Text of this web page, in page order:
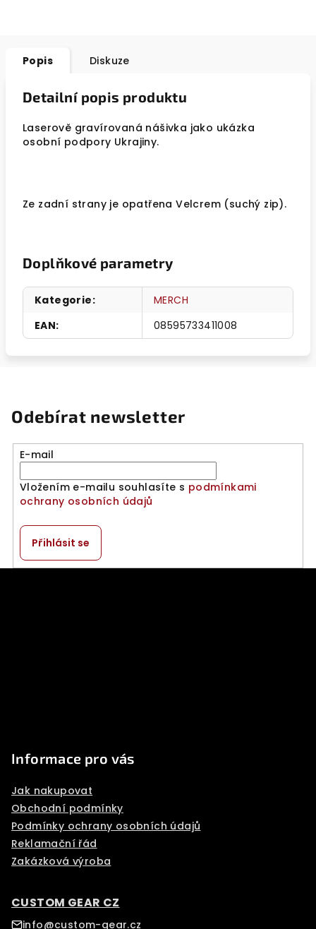
Popis Diskuze
Detailní popis produktu
Laserově gravírovaná nášivka jako ukázka
osobní podpory Ukrajiny.
Ze zadní strany je opatřena Velcrem (suchý zip).
Doplňkové parametry
Kategorie:
MERCH
EAN: 08595733411008
Odebírat newsletter
E-mail
Vložením e-mailu souhlasíte s podmínkami
ochrany osobních údajů
Přihlásit se
Informace pro vás
Jak nakupovat
Obchodní podmínky
Podmínky ochrany osobních údajů
Reklamační řád
Zakázková výroba
CUSTOM GEAR CZ
info@custom-gear.cz